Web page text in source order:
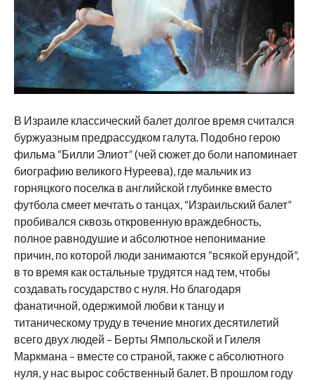
В Израиле классический балет долгое время считался
буржуазным предрассудком галута. Подобно герою
фильма “Билли Элиот” (чей сюжет до боли напоминает
биографию великого Нуреева), где мальчик из
горняцкого поселка в английской глубинке вместо
футбола смеет мечтать о танцах, “Израильский балет”
пробивался сквозь откровенную враждебность,
полное равнодушие и абсолютное непонимание
причин, по которой люди занимаются “всякой ерундой”,
в то время как остальные трудятся над тем, чтобы
создавать государство с нуля. Но благодаря
фанатичной, одержимой любви к танцу и
титаническому труду в течение многих десятилетий
всего двух людей – Берты Ямпольской и Гилеля
Маркмана – вместе со страной, также с абсолютного
нуля, у нас вырос собственный балет. В прошлом году